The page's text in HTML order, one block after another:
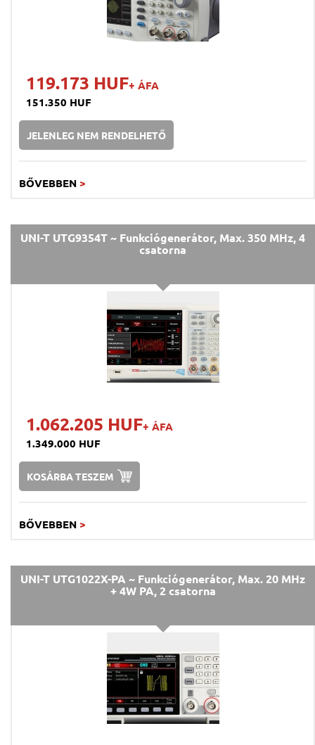
119.173 HUF+ ÁFA
151.350 HUF
JELENLEG NEM RENDELHETŐ
BŐVEBBEN >
UNI-T UTG9354T ~ Funkciógenerátor, Max. 350 MHz, 4
csatorna
1.062.205 HUF+ ÁFA
1.349.000 HUF
KOSÁRBA TESZEM
BŐVEBBEN >
UNI-T UTG1022X-PA ~ Funkciógenerátor, Max. 20 MHz
+ 4W PA, 2 csatorna